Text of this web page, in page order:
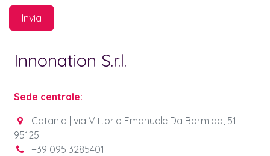
Invia
Innonation S.r.l.
Sede centrale:
Catania | via Vittorio Emanuele Da Bormida, 51 -
95125
+39 095 3285401